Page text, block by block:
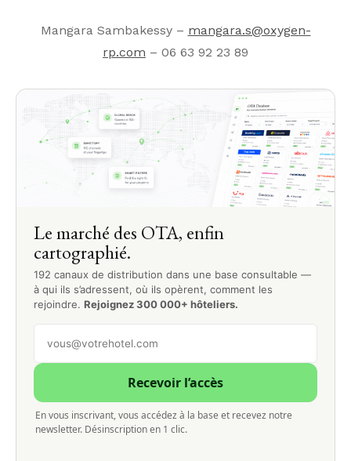
Mangara Sambakessy – mangara.s@oxygen-
rp.com – 06 63 92 23 89
Le marché des OTA, enfin
cartographié.
192 canaux de distribution dans une base consultable —
à qui ils s’adressent, où ils opèrent, comment les
rejoindre. Rejoignez 300 000+ hôteliers.
Recevoir l’accès
En vous inscrivant, vous accédez à la base et recevez notre
newsletter. Désinscription en 1 clic.